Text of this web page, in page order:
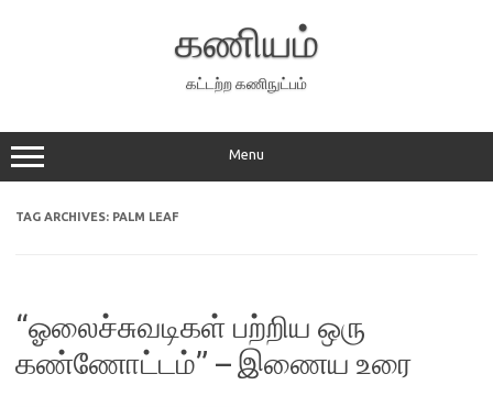
கணியம்
கட்டற்ற கணிநுட்பம்
Menu
TAG ARCHIVES: PALM LEAF
“ஓலைச்சுவடிகள் பற்றிய ஒரு
கண்ணோட்டம்” – இணைய உரை